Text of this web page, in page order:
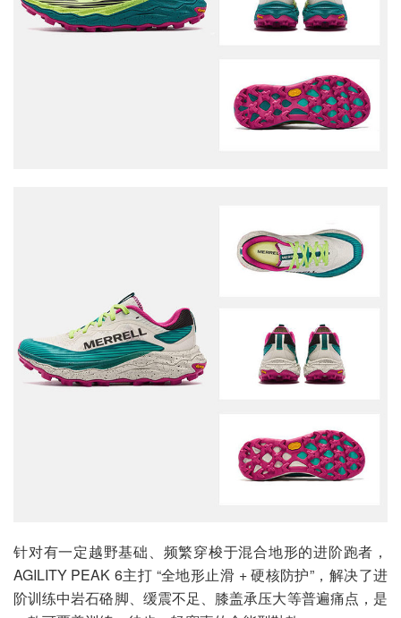
针对有一定越野基础、频繁穿梭于混合地形的进阶跑者，
AGILITY PEAK 6主打 “全地形止滑 + 硬核防护”，解决了进
阶训练中岩石硌脚、缓震不足、膝盖承压大等普遍痛点，是